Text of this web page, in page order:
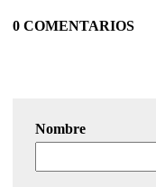
0 COMENTARIOS
Nombre